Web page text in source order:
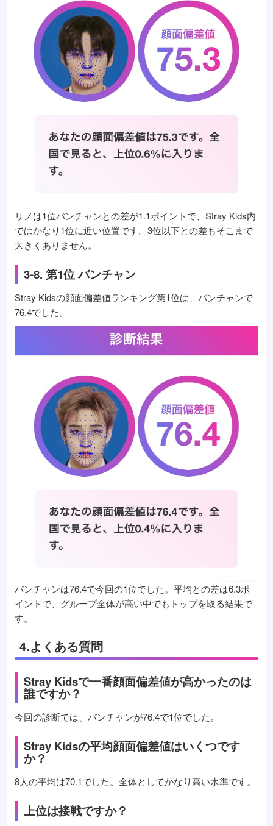
リノは1位バンチャンとの差が1.1ポイントで、Stray Kids内
ではかなり1位に近い位置です。3位以下との差もそこまで
大きくありません。
3-8. 第1位 バンチャン
Stray Kidsの顔面偏差値ランキング第1位は、バンチャンで
76.4でした。
バンチャンは76.4で今回の1位でした。平均との差は6.3ポ
イントで、グループ全体が高い中でもトップを取る結果で
す。
4.よくある質問
Stray Kidsで一番顔面偏差値が高かったのは
誰ですか？
今回の診断では、バンチャンが76.4で1位でした。
Stray Kidsの平均顔面偏差値はいくつです
か？
8人の平均は70.1でした。全体としてかなり高い水準です。
上位は接戦ですか？